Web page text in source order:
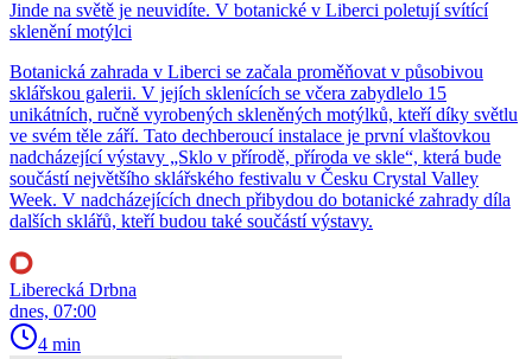
Jinde na světě je neuvidíte. V botanické v Liberci poletují svítící
sklenění motýlci
Botanická zahrada v Liberci se začala proměňovat v působivou
sklářskou galerii. V jejích sklenících se včera zabydlelo 15
unikátních, ručně vyrobených skleněných motýlků, kteří díky světlu
ve svém těle září. Tato dechberoucí instalace je první vlaštovkou
nadcházející výstavy „Sklo v přírodě, příroda ve skle“, která bude
součástí největšího sklářského festivalu v Česku Crystal Valley
Week. V nadcházejících dnech přibydou do botanické zahrady díla
dalších sklářů, kteří budou také součástí výstavy.
Liberecká Drbna
dnes, 07:00
4 min